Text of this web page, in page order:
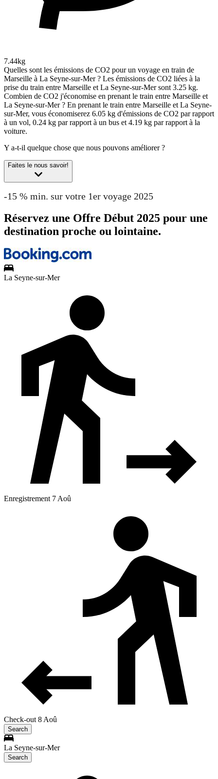
7.44kg
Quelles sont les émissions de CO2 pour un voyage en train de
Marseille à La Seyne-sur-Mer ? Les émissions de CO2 liées à la
prise du train entre Marseille et La Seyne-sur-Mer sont 3.25 kg.
Combien de CO2 j'économise en prenant le train entre Marseille et
La Seyne-sur-Mer ? En prenant le train entre Marseille et La Seyne-
sur-Mer, vous économiserez 6.05 kg d'émissions de CO2 par rapport
à un vol, 0.24 kg par rapport à un bus et 4.19 kg par rapport à la
voiture.
Y a-t-il quelque chose que nous pouvons améliorer ?
Faites le nous savoir!
-15 % min. sur votre 1er voyage 2025
Réservez une Offre Début 2025 pour une
destination proche ou lointaine.
La Seyne-sur-Mer
Enregistrement 7 Aoû
Check-out 8 Aoû
Search
La Seyne-sur-Mer
Search